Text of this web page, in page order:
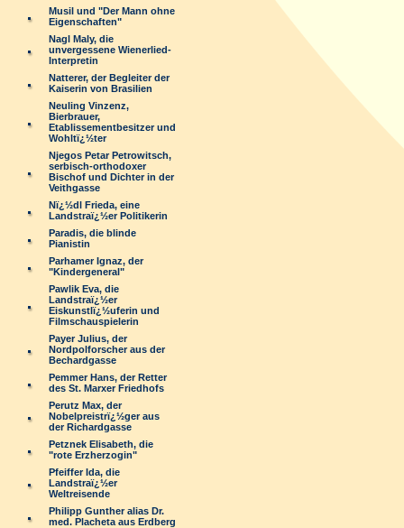
Musil und "Der Mann ohne
Eigenschaften"
Nagl Maly, die
unvergessene Wienerlied-
Interpretin
Natterer, der Begleiter der
Kaiserin von Brasilien
Neuling Vinzenz,
Bierbrauer,
Etablissementbesitzer und
Wohltï¿½ter
Njegos Petar Petrowitsch,
serbisch-orthodoxer
Bischof und Dichter in der
Veithgasse
Nï¿½dl Frieda, eine
Landstraï¿½er Politikerin
Paradis, die blinde
Pianistin
Parhamer Ignaz, der
"Kindergeneral"
Pawlik Eva, die
Landstraï¿½er
Eiskunstlï¿½uferin und
Filmschauspielerin
Payer Julius, der
Nordpolforscher aus der
Bechardgasse
Pemmer Hans, der Retter
des St. Marxer Friedhofs
Perutz Max, der
Nobelpreistrï¿½ger aus
der Richardgasse
Petznek Elisabeth, die
"rote Erzherzogin"
Pfeiffer Ida, die
Landstraï¿½er
Weltreisende
Philipp Gunther alias Dr.
med. Placheta aus Erdberg